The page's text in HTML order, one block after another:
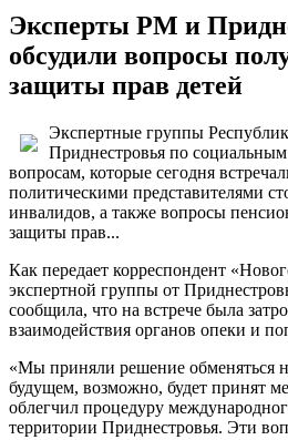
Эксперты РМ и
обсудили вопросы
защиты прав детей
Экспертные группы
Приднестровья по
вопросам, которые сегодня
политическими представителями
инвалидов, а также вопросы
защиты прав...
Как передает корреспондент
экспертной группы от
сообщила, что на встрече была
взаимодействия органов опеки и
«Мы приняли решение обменяться
будущем, возможно, будет принят
облегчил процедуру
территории Приднестровья. Эти